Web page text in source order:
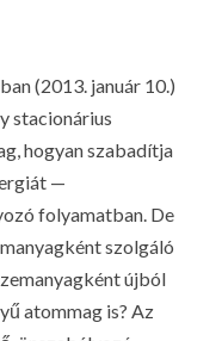
(2013. január 10.)
stacionárius
hogyan szabadítja
—
folyamatban. De
szolgáló
újból
atommag is? Az